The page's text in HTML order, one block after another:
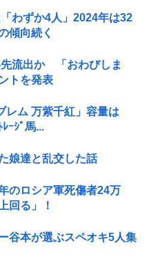
わずか4人」2024年は32
傾向続く
流出か 「おわびしま
トを発表
ム 万紫千紅」容量は
ｰｼﾞ馬...
娘達と乱交した話
のロシア軍死傷者24万
回る」！
谷本が選ぶスペオキ5人集